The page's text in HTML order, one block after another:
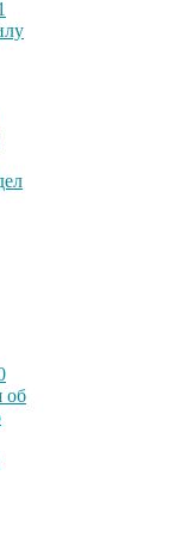
об